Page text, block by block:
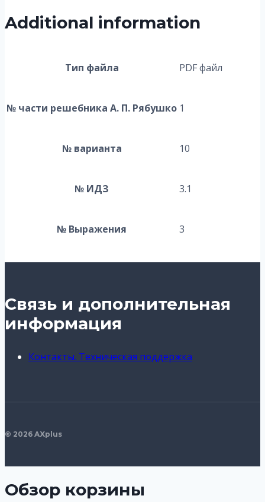
Additional information
Тип файла PDF файл
№ части решебника А. П. Рябушко 1
№ варианта 10
№ ИДЗ 3.1
№ Выражения 3
Связь и дополнительная
информация
Контакты. Техническая поддержка
© 2026 AXplus
Обзор корзины